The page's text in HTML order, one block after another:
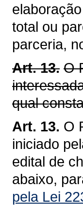
total ou
parceria,
Art. 13. O
qual
Art. 13. O
iniciado
edital de
abaixo,
pela Lei